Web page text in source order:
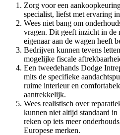
Zorg voor een
specialist, liefst met ervaring
Wees niet bang om
vragen. Dit geeft inzicht in de
eigenaar aan de wagen heeft
Bedrijven kunnen tevens
mogelijke fiscale
Een tweedehands Dodge
mits de specifieke
ruime interieur en
aantrekkelijk.
Wees realistisch over
kunnen niet altijd standaard
reken op iets meer
Europese merken.